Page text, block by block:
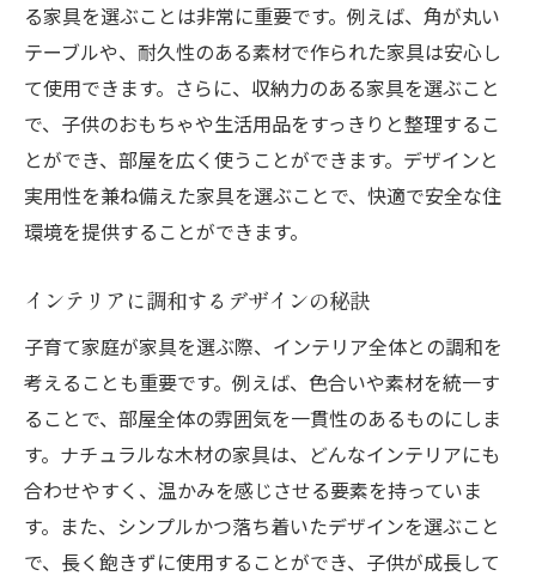
る家具を選ぶことは非常に重要です。例えば、角が丸い
テーブルや、耐久性のある素材で作られた家具は安心し
て使用できます。さらに、収納力のある家具を選ぶこと
で、子供のおもちゃや生活用品をすっきりと整理するこ
とができ、部屋を広く使うことができます。デザインと
実用性を兼ね備えた家具を選ぶことで、快適で安全な住
環境を提供することができます。
インテリアに調和するデザインの秘訣
子育て家庭が家具を選ぶ際、インテリア全体との調和を
考えることも重要です。例えば、色合いや素材を統一す
ることで、部屋全体の雰囲気を一貫性のあるものにしま
す。ナチュラルな木材の家具は、どんなインテリアにも
合わせやすく、温かみを感じさせる要素を持っていま
す。また、シンプルかつ落ち着いたデザインを選ぶこと
で、長く飽きずに使用することができ、子供が成長して